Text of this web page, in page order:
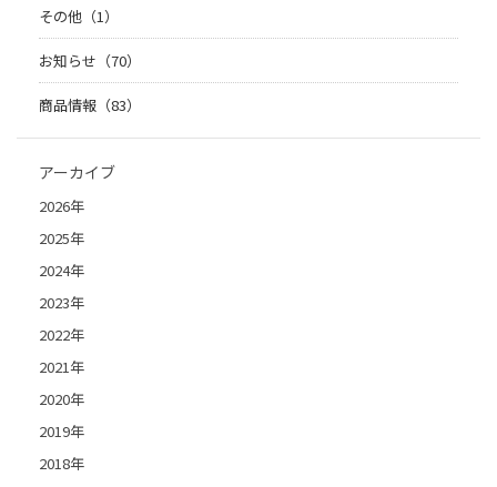
その他（1）
お知らせ（70）
商品情報（83）
アーカイブ
2026年
2025年
2024年
2023年
2022年
2021年
2020年
2019年
2018年